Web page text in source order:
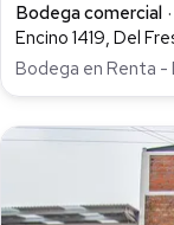
Bodega comercial
Encino 1419, Del
Bodega en Renta -